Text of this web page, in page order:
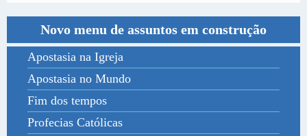
Novo menu de assuntos em construção
Apostasia na Igreja
Apostasia no Mundo
Fim dos tempos
Profecias Católicas